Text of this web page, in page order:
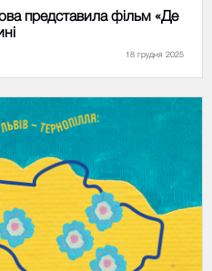
представила фільм «Де
18 грудня 2025